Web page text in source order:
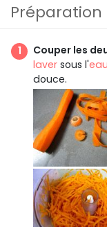
Préparation
Couper les
laver sous l'eau
douce.